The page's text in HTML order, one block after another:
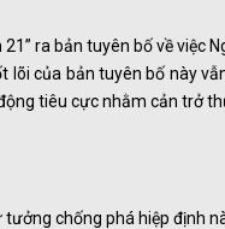
ra bản tuyên bố về việc
của bản tuyên bố này
tiêu cực nhằm cản trở
chống phá hiệp định